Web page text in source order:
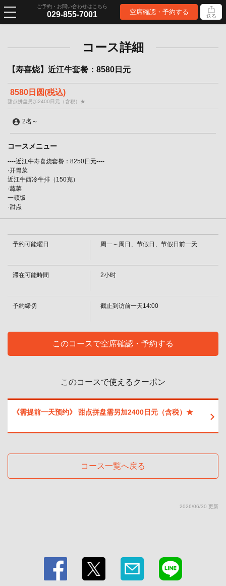
ご予約・お問い合わせはこちら
029-855-7001 空席確認・予約する 送る
コース詳細
【寿喜烧】近江牛套餐：8580日元
8580日圆(税込)
甜点拼盘另加2400日元（含税）★
2名 ～
コースメニュー
----近江牛寿喜烧套餐：8250日元----
·开胃菜
近江牛西冷牛排（150克）
·蔬菜
一顿饭
·甜点
予約可能曜日 周一～周日、节假日、节假日前一天
滞在可能時間 2小时
予約締切 截止到访前一天14:00
このコースで空席確認・予約する
このコースで使えるクーポン
《需提前一天预约》 甜点拼盘需另加2400日元（含税）★
コース一覧へ戻る
2026/06/30 更新
この店舗情報をシェアする
んが亭つくば店
お店情報をコピー